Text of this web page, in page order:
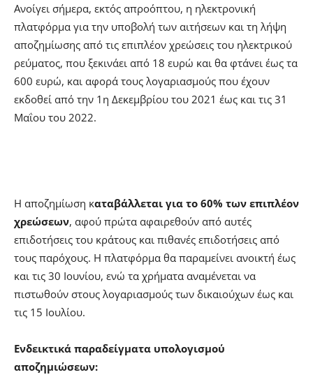
Ανοίγει σήμερα, εκτός απροόπτου, η ηλεκτρονική
πλατφόρμα για την υποβολή των αιτήσεων και τη λήψη
αποζημίωσης από τις επιπλέον χρεώσεις του ηλεκτρικού
ρεύματος, που ξεκινάει από 18 ευρώ και θα φτάνει έως τα
600 ευρώ, και αφορά τους λογαριασμούς που έχουν
εκδοθεί από την 1η Δεκεμβρίου του 2021 έως και τις 31
Μαΐου του 2022.
Η αποζημίωση καταβάλλεται για το 60% των επιπλέον
χρεώσεων, αφού πρώτα αφαιρεθούν από αυτές
επιδοτήσεις του κράτους και πιθανές επιδοτήσεις από
τους παρόχους. Η πλατφόρμα θα παραμείνει ανοικτή έως
και τις 30 Ιουνίου, ενώ τα χρήματα αναμένεται να
πιστωθούν στους λογαριασμούς των δικαιούχων έως και
τις 15 Ιουλίου.
Ενδεικτικά παραδείγματα υπολογισμού
αποζημιώσεων: